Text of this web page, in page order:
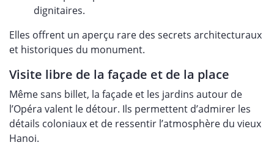
dignitaires.
Elles offrent un aperçu rare des secrets architecturaux
et historiques du monument.
Visite libre de la façade et de la place
Même sans billet, la façade et les jardins autour de
l’Opéra valent le détour. Ils permettent d’admirer les
détails coloniaux et de ressentir l’atmosphère du vieux
Hanoi.